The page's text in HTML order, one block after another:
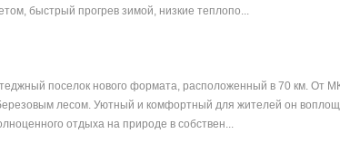
быстрый прогрев зимой, низкие теплопо...
поселок нового формата, расположенный в 70 км. От
лесом. Уютный и комфортный для жителей он
отдыха на природе в собствен...